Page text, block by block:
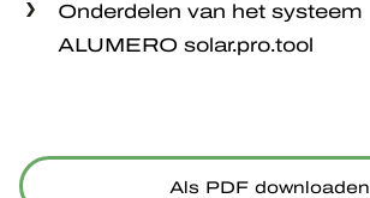
Onderdelen van het systeem
ALUMERO solar.pro.tool
Als PDF downloaden